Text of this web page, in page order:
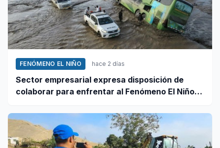
FENÓMENO EL NIÑO hace 2 días
Sector empresarial expresa disposición de
colaborar para enfrentar al Fenómeno El Niño,